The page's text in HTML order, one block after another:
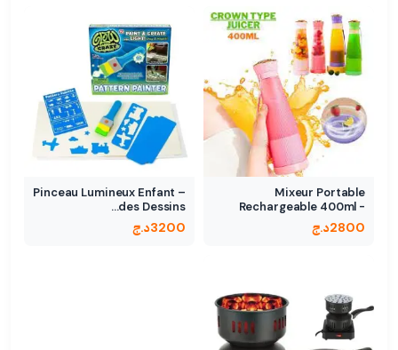
Mixeur Portable
Rechargeable 400ml -
Design…
2800د.ج
Pinceau Lumineux Enfant –
des Dessins…
3200د.ج